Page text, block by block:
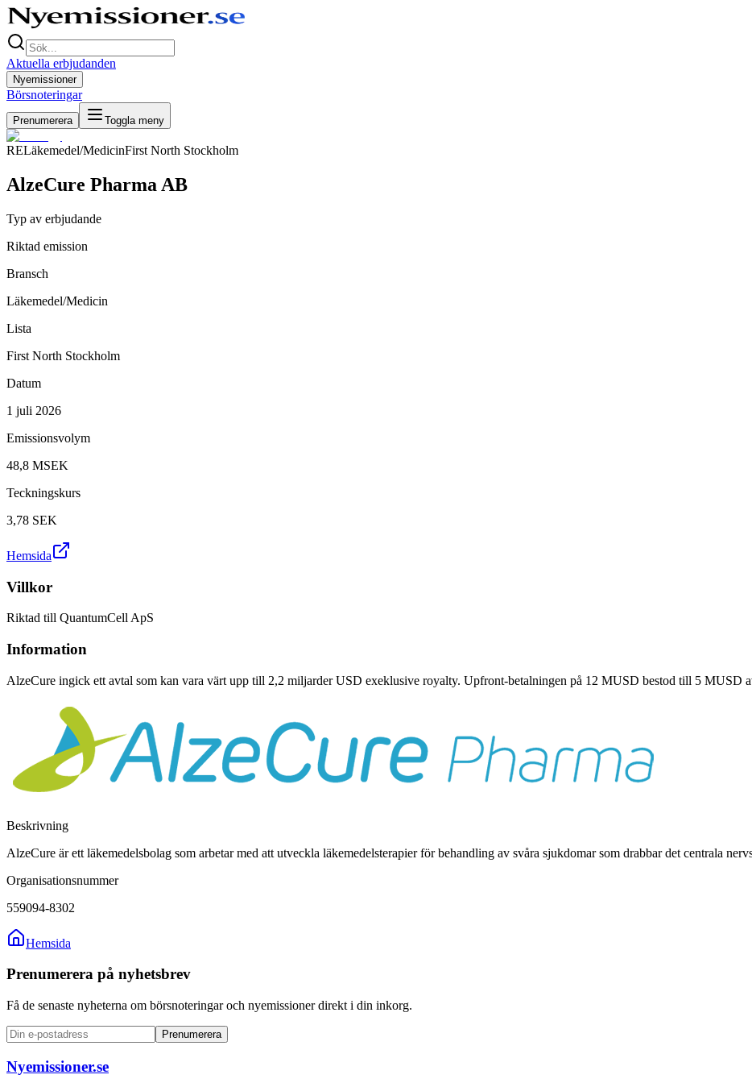
Aktuella erbjudanden
Nyemissioner
Börsnoteringar
Prenumerera Toggla meny
RELäkemedel/MedicinFirst North Stockholm
AlzeCure Pharma AB
Typ av erbjudande
Riktad emission
Bransch
Läkemedel/Medicin
Lista
First North Stockholm
Datum
1 juli 2026
Emissionsvolym
48,8 MSEK
Teckningskurs
3,78 SEK
Hemsida
Villkor
Riktad till QuantumCell ApS
Information
AlzeCure ingick ett avtal som kan vara värt upp till 2,2 miljarder USD exeklusive royalty. Upfront-betalningen på 12 MUSD bestod till 5 MUSD
Beskrivning
AlzeCure är ett läkemedelsbolag som arbetar med att utveckla läkemedelsterapier för behandling av svåra sjukdomar som drabbar det centrala
Organisationsnummer
559094-8302
Hemsida
Prenumerera på nyhetsbrev
Få de senaste nyheterna om börsnoteringar och nyemissioner direkt i din inkorg.
Prenumerera
Nyemissioner.se